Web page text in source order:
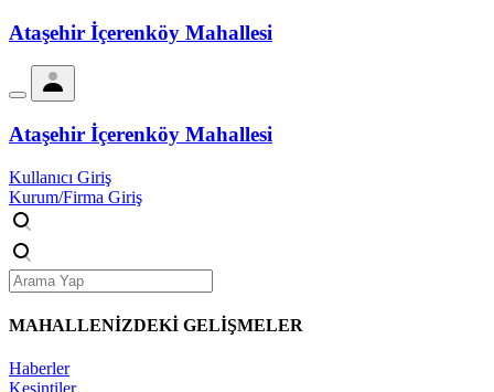
Ataşehir İçerenköy Mahallesi
Ataşehir İçerenköy Mahallesi
Kullanıcı Giriş
Kurum/Firma Giriş
MAHALLENİZDEKİ GELİŞMELER
Haberler